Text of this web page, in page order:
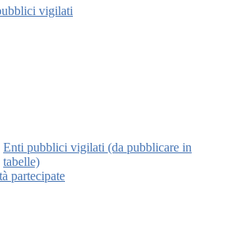
vigilati
Enti pubblici vigilati (da pubblicare in
tabelle)
partecipate